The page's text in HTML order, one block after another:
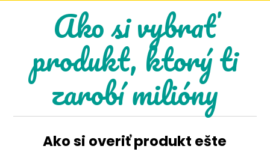
Ako si vybrať
produkt, ktorý ti
zarobí milióny
Ako si overiť produkt ešte